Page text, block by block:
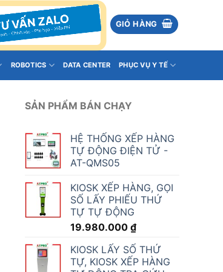
GIỎ HÀNG
ROBOTICS DATA CENTER PHỤC VỤ Y TẾ
SẢN PHẨM BÁN CHẠY
HỆ THỐNG XẾP HÀNG
TỰ ĐỘNG ĐIỆN TỬ -
AT-QMS05
KIOSK XẾP HÀNG, GỌI
SỐ LẤY PHIẾU THỨ
TỰ TỰ ĐỘNG
19.980.000 ₫
KIOSK LẤY SỐ THỨ
TỰ, KIOSK XẾP HÀNG